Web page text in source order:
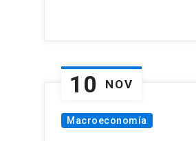
10 NOV
Macroeconomía